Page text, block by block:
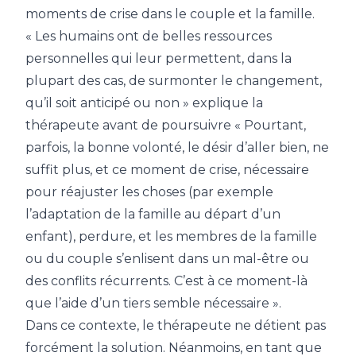
moments de crise dans le couple et la famille.
« Les humains ont de belles ressources
personnelles qui leur permettent, dans la
plupart des cas, de surmonter le changement,
qu’il soit anticipé ou non » explique la
thérapeute avant de poursuivre « Pourtant,
parfois, la bonne volonté, le désir d’aller bien, ne
suffit plus, et ce moment de crise, nécessaire
pour réajuster les choses (par exemple
l’adaptation de la famille au départ d’un
enfant), perdure, et les membres de la famille
ou du couple s’enlisent dans un mal-être ou
des conflits récurrents. C’est à ce moment-là
que l’aide d’un tiers semble nécessaire ».
Dans ce contexte, le thérapeute ne détient pas
forcément la solution. Néanmoins, en tant que